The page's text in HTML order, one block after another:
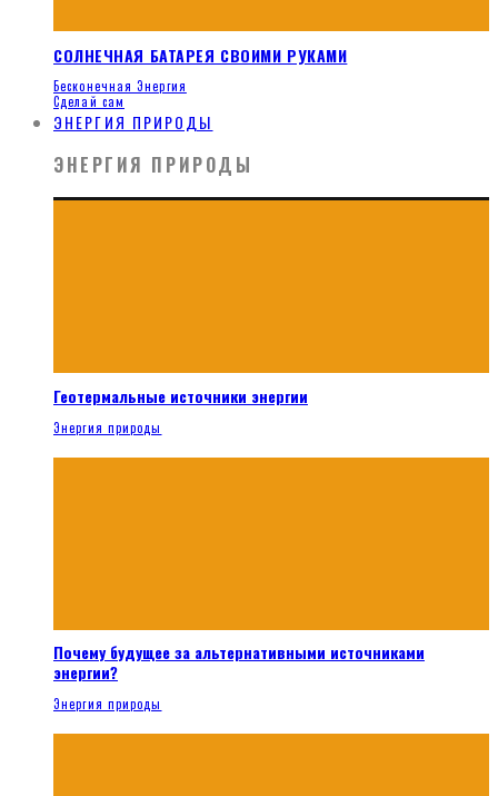
СОЛНЕЧНАЯ БАТАРЕЯ СВОИМИ РУКАМИ
Бесконечная Энергия
Сделай сам
ЭНЕРГИЯ ПРИРОДЫ
ЭНЕРГИЯ ПРИРОДЫ
Геотермальные источники энергии
Энергия природы
Почему будущее за альтернативными источниками
энергии?
Энергия природы